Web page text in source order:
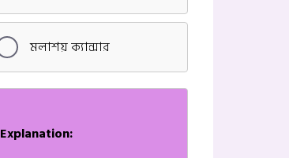
মলাশয় ক্যান্সার
Explanation: